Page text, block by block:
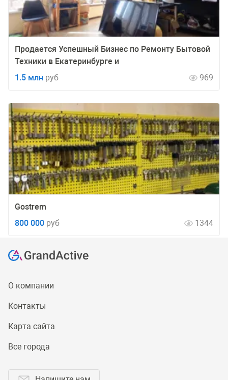
Продается Успешный Бизнес по Ремонту Бытовой
Техники в Екатеринбурге и
1.5 млн руб 969
Gostrem
800 000 руб 1344
О компании
Контакты
Карта сайта
Все города